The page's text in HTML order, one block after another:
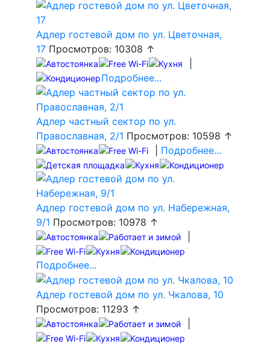
Адлер гостевой дом по ул. Цветочная,
17 Просмотров: 10308 ↑
Подробнее...
Адлер частный сектор по ул.
Православная, 2/1 Просмотров: 10598 ↑
Подробнее...
Адлер гостевой дом по ул. Набережная,
9/1 Просмотров: 10978 ↑
Подробнее...
Адлер гостевой дом по ул. Чкалова, 10
Просмотров: 11293 ↑